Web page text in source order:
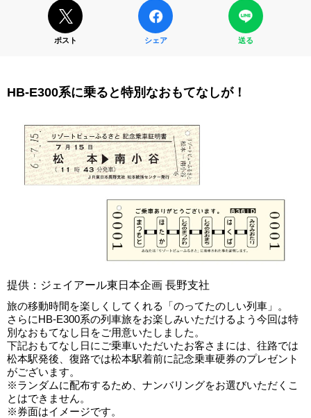
ポスト シェア 送る
HB-E300系に乗ると特別なおもてなしが！
提供：ジェイアール東日本企画 長野支社
旅の移動時間を楽しくしてくれる「のってたのしい列車」。
さらにHB-E300系の列車旅をお楽しみいただけるよう今回は特
別なおもてなし日をご用意いたしました。
下記おもてなし日にご乗車いただいたお客さまには、往路では
松本駅発後、復路では松本駅着前に記念乗車硬券のプレゼント
がございます。
※ランダムに配布するため、ナンバリングをお選びいただくこ
とはできません。
※券面はイメージです。